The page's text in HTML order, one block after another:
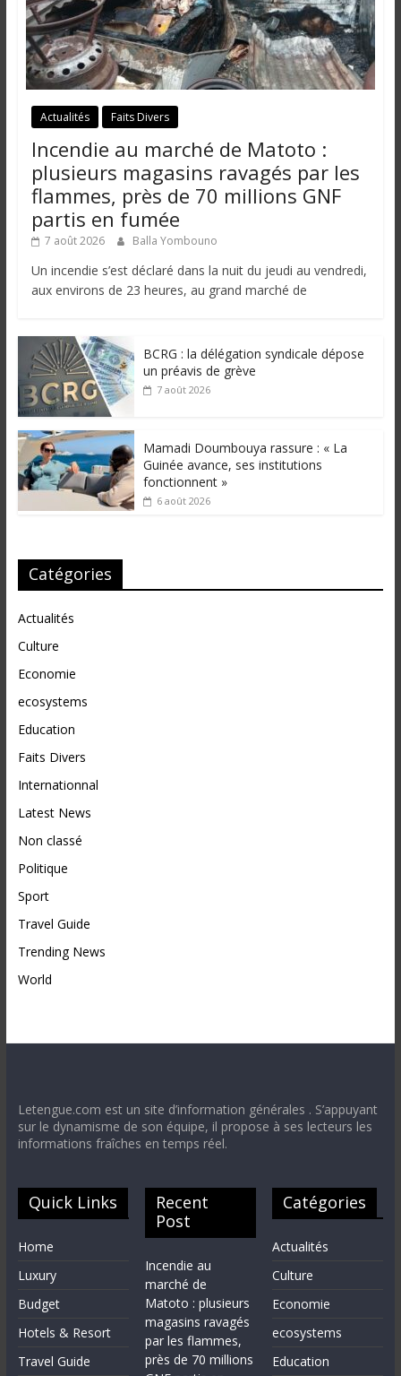
Actualités Faits Divers
Incendie au marché de Matoto :
plusieurs magasins ravagés par les
flammes, près de 70 millions GNF
partis en fumée
7 août 2026 Balla Yombouno
Un incendie s’est déclaré dans la nuit du jeudi au vendredi,
aux environs de 23 heures, au grand marché de
BCRG : la délégation syndicale dépose
un préavis de grève
7 août 2026
Mamadi Doumbouya rassure : « La
Guinée avance, ses institutions
fonctionnent »
6 août 2026
Catégories
Actualités
Culture
Economie
ecosystems
Education
Faits Divers
Internationnal
Latest News
Non classé
Politique
Sport
Travel Guide
Trending News
World
Letengue.com est un site d’information générales . S’appuyant
sur le dynamisme de son équipe, il propose à ses lecteurs les
informations fraîches en temps réel.
Quick Links
Home
Luxury
Budget
Hotels & Resort
Travel Guide
Recent
Post
Incendie au
marché de
Matoto : plusieurs
magasins ravagés
par les flammes,
près de 70 millions
Catégories
Actualités
Culture
Economie
ecosystems
Education